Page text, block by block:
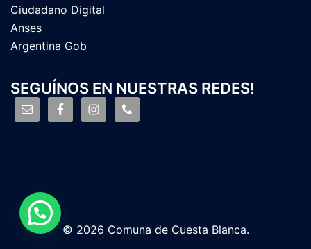
Ciudadano Digital
Anses
Argentina Gob
SEGUÍNOS EN NUESTRAS REDES!
© 2026 Comuna de Cuesta Blanca.